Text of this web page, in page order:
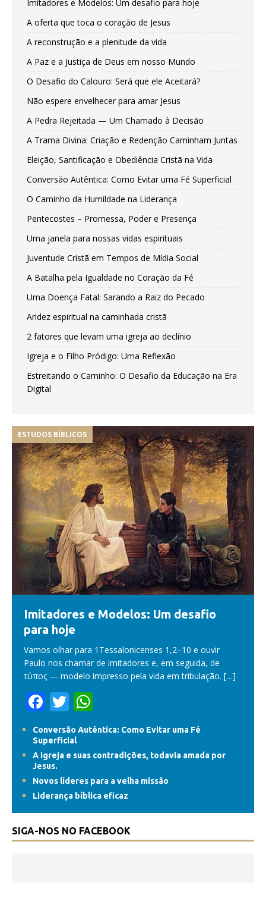
Imitadores e Modelos: Um desafio para hoje
A oferta que toca o coração de Jesus
A reconstrução e a plenitude da vida
A Paz e a Justiça de Deus em nosso Mundo
O Desafio do Calouro: Será que ele Aceitará?
Não espere envelhecer para amar Jesus
A Pedra Rejeitada — Um Chamado à Decisão
A Trama Divina: Criação e Redenção Caminham Juntas
Eleição, Santificação e Obediência Cristã na Vida
Conversão Autêntica: Como Evitar uma Fé Superficial
O Caminho da Humildade na Liderança
Pentecostes – Promessa, Poder e Presença
Uma janela para nossas vidas espirituais
Juventude Cristã em Tempos de Mídia Social
A Batalha pela Igualdade no Coração da Fé
Uma Doença Fatal: Sarando a Raiz do Pecado
Aridez espiritual na caminhada cristã
2 fatores que levam uma igreja ao declínio
Igreja e o Filho Pródigo: Uma Reflexão
Estreitando o Caminho: O Desafio da Educação na Era
Digital
ESTUDOS BÍBLICOS
Imitadores e Modelos: Um desafio
para hoje
Vamos olhar para 1Tessalonicenses 1,2–10 e ouvir
Paulo nos chamar de imitadores e, em seguida, de
τύπος — modelo impresso pela vida em tribulação. […]
F
e
b
o
o
k
T
w
itt
er
h
at
s
A
p
p
Conversão Autêntica: Como Evitar uma Fé
Superficial
A igreja e suas contradições, todavia amada por
Jesus.
Novos líderes para a velha missão
Liderança bíblica eficaz
SIGA-NOS NO FACEBOOK